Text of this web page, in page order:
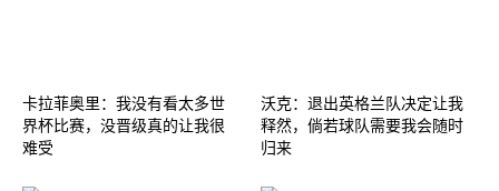
卡拉菲奥里：我没有看太多世
界杯比赛，没晋级真的让我很
难受
沃克：退出英格兰队决定让我
释然，倘若球队需要我会随时
归来